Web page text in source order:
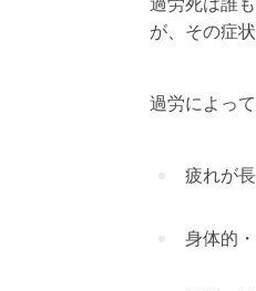
過労死は誰
が、その症
過労によっ
疲れが
身体的